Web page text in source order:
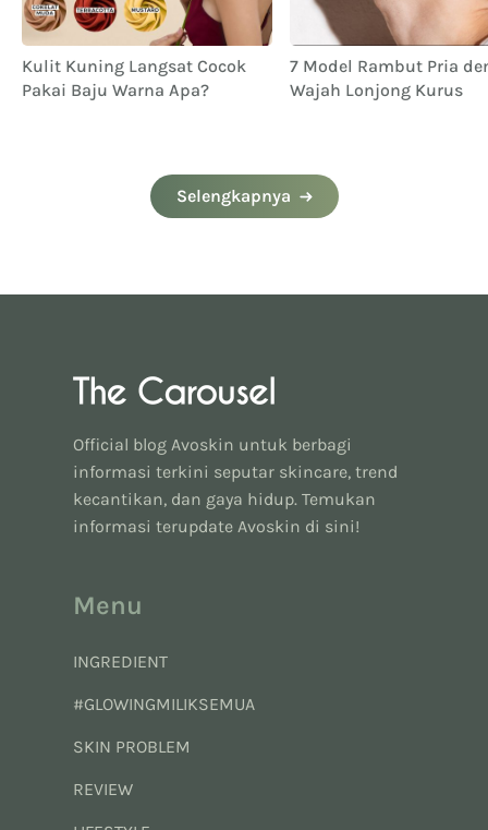
Kulit Kuning Langsat Cocok
Pakai Baju Warna Apa?
7 Model Rambut Pria
Wajah Lonjong Kurus
Selengkapnya
Official blog Avoskin untuk berbagi
informasi terkini seputar skincare, trend
kecantikan, dan gaya hidup. Temukan
informasi terupdate Avoskin di sini!
Menu
INGREDIENT
#GLOWINGMILIKSEMUA
SKIN PROBLEM
REVIEW